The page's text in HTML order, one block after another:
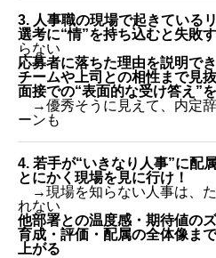
3. 人事職の現場で起きている
選考に“情”を持ち込むと失敗
らない
応募者に落ちた理由を説明で
チームや上司との相性まで見
面接での“表面的な受け答え”
→優秀そうに見えて、内定
ーンも
4. 若手が“いきなり人事”に配
とにかく現場を見に行け！
→現場を知らない人事は、た
れない
他部署との温度感・期待値の
育成・評価・配属の全体像ま
上がる